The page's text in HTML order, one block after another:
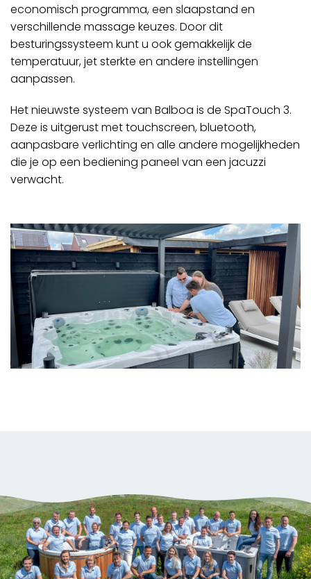
economisch programma, een slaapstand en
verschillende massage keuzes. Door dit
besturingssysteem kunt u ook gemakkelijk de
temperatuur, jet sterkte en andere instellingen
aanpassen.
Het nieuwste systeem van Balboa is de SpaTouch 3.
Deze is uitgerust met touchscreen, bluetooth,
aanpasbare verlichting en alle andere mogelijkheden
die je op een bediening paneel van een jacuzzi
verwacht.